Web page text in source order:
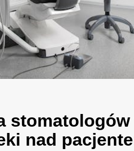
stomatologów
nad